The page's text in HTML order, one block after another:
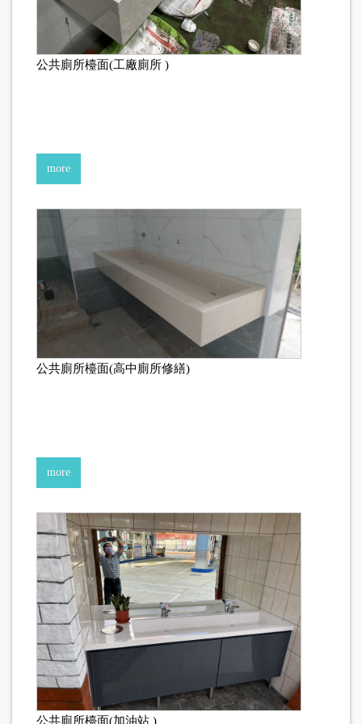
公共廁所檯面(工廠廁所 )
more
公共廁所檯面(高中廁所修繕)
more
公共廁所檯面(加油站 )